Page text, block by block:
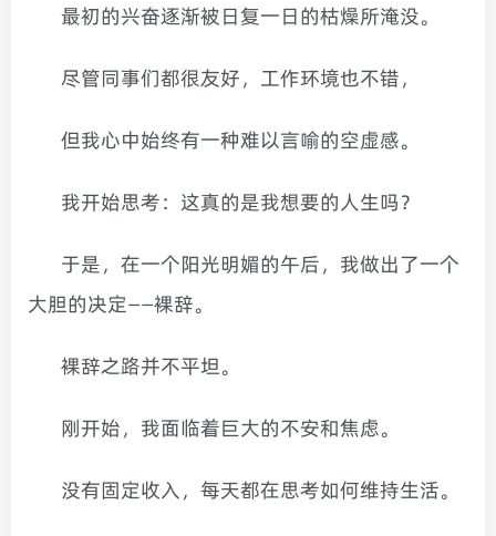
最初的兴奋逐渐被日复一日的枯燥所淹没。
尽管同事们都很友好，工作环境也不错，
但我心中始终有一种难以言喻的空虚感。
我开始思考：这真的是我想要的人生吗？
于是，在一个阳光明媚的午后，我做出了一个
大胆的决定——裸辞。
裸辞之路并不平坦。
刚开始，我面临着巨大的不安和焦虑。
没有固定收入，每天都在思考如何维持生活。